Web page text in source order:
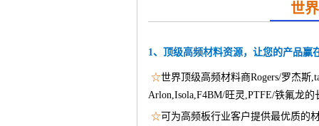
世
1、顶级高频材料资源，让您的产品赢
☆世界顶级高频材料商Rogers/罗杰斯
Arlon,Isola,F4BM/旺灵,PTFE/铁氟龙
☆可为高频板行业客户提供最优质的